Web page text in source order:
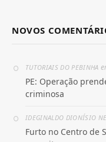
NOVOS
TUTORIAIS DO PEBINHA
PE: Operação
criminosa
IDEGINALDO DIONÍSIO
Furto no Centro de